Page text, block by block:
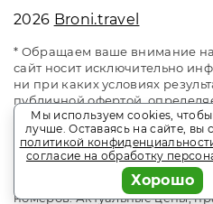
2026 Broni.travel
* Обращаем ваше внимание на
сайт носит исключительно
ни при каких условиях
публичной офертой,
437 Гражданского кодекса
окончательным расчетом
менеджерам. Данный ресурс
сайтом сервиса
Лайтхаус / Lighthouse. Сайт
номеров. Актуальные цены,
Мы используем cookies, чтобы
лучше. Оставаясь на сайте, вы
политикой
согласие на обработку
Хорошо